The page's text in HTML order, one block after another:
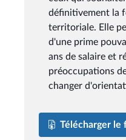
définitivement la
territoriale. Elle
d'une prime
ans de salaire et
préoccupations
changer
Télécharger le